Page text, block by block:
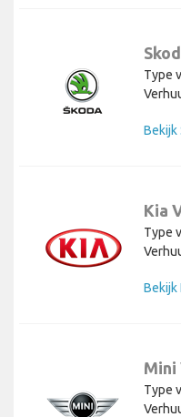
Type
Bekijk
Kia
Type
Bekijk
Mini
Type